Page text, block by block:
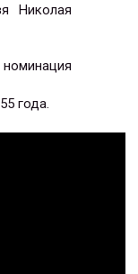
Николая
года.